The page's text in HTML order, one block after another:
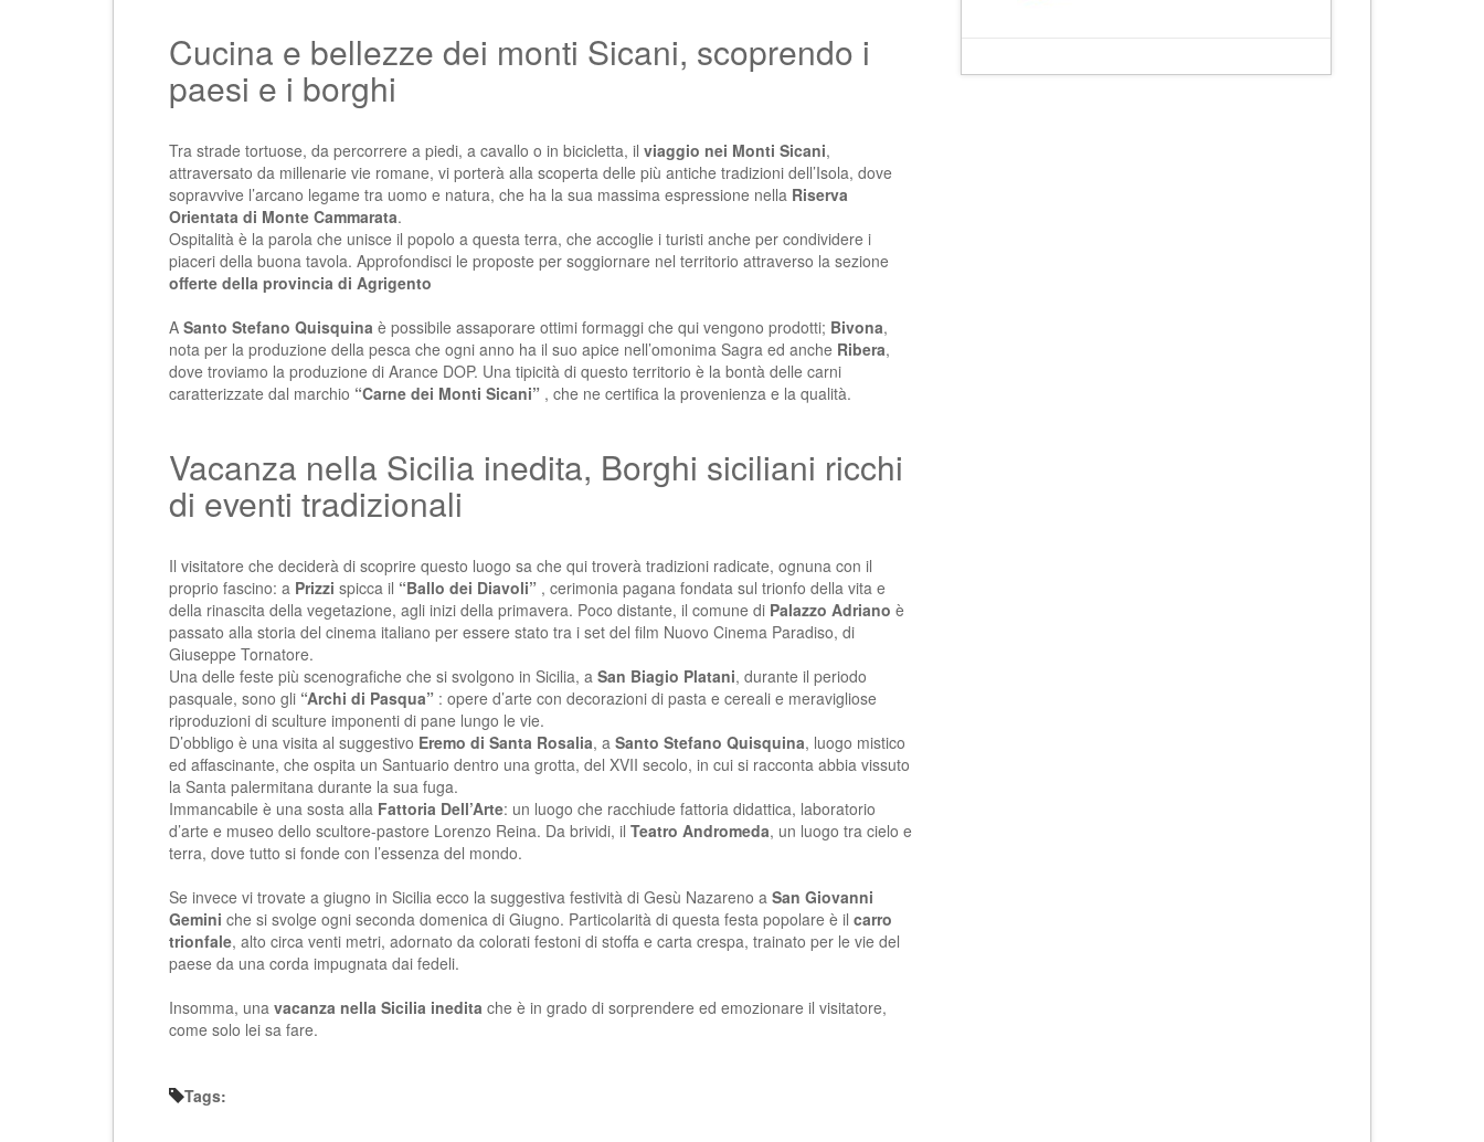
Cucina e bellezze dei monti Sicani, scoprendo i
paesi e i borghi
Tra strade tortuose, da percorrere a piedi, a cavallo o in bicicletta, il viaggio nei Monti Sicani,
attraversato da millenarie vie romane, vi porterà alla scoperta delle più antiche tradizioni dell’Isola, dove
sopravvive l’arcano legame tra uomo e natura, che ha la sua massima espressione nella Riserva
Orientata di Monte Cammarata.
Ospitalità è la parola che unisce il popolo a questa terra, che accoglie i turisti anche per condividere i
piaceri della buona tavola. Approfondisci le proposte per soggiornare nel territorio attraverso la sezione
offerte della provincia di Agrigento
A Santo Stefano Quisquina è possibile assaporare ottimi formaggi che qui vengono prodotti; Bivona,
nota per la produzione della pesca che ogni anno ha il suo apice nell’omonima Sagra ed anche Ribera,
dove troviamo la produzione di Arance DOP. Una tipicità di questo territorio è la bontà delle carni
caratterizzate dal marchio “Carne dei Monti Sicani” , che ne certifica la provenienza e la qualità.
Vacanza nella Sicilia inedita, Borghi siciliani ricchi
di eventi tradizionali
Il visitatore che deciderà di scoprire questo luogo sa che qui troverà tradizioni radicate, ognuna con il
proprio fascino: a Prizzi spicca il “Ballo dei Diavoli” , cerimonia pagana fondata sul trionfo della vita e
della rinascita della vegetazione, agli inizi della primavera. Poco distante, il comune di Palazzo Adriano è
passato alla storia del cinema italiano per essere stato tra i set del film Nuovo Cinema Paradiso, di
Giuseppe Tornatore.
Una delle feste più scenografiche che si svolgono in Sicilia, a San Biagio Platani, durante il periodo
pasquale, sono gli “Archi di Pasqua” : opere d’arte con decorazioni di pasta e cereali e meravigliose
riproduzioni di sculture imponenti di pane lungo le vie.
D’obbligo è una visita al suggestivo Eremo di Santa Rosalia, a Santo Stefano Quisquina, luogo mistico
ed affascinante, che ospita un Santuario dentro una grotta, del XVII secolo, in cui si racconta abbia vissuto
la Santa palermitana durante la sua fuga.
Immancabile è una sosta alla Fattoria Dell’Arte: un luogo che racchiude fattoria didattica, laboratorio
d’arte e museo dello scultore-pastore Lorenzo Reina. Da brividi, il Teatro Andromeda, un luogo tra cielo e
terra, dove tutto si fonde con l’essenza del mondo.
Se invece vi trovate a giugno in Sicilia ecco la suggestiva festività di Gesù Nazareno a San Giovanni
Gemini che si svolge ogni seconda domenica di Giugno. Particolarità di questa festa popolare è il carro
trionfale, alto circa venti metri, adornato da colorati festoni di stoffa e carta crespa, trainato per le vie del
paese da una corda impugnata dai fedeli.
Insomma, una vacanza nella Sicilia inedita che è in grado di sorprendere ed emozionare il visitatore,
come solo lei sa fare.
Tags: